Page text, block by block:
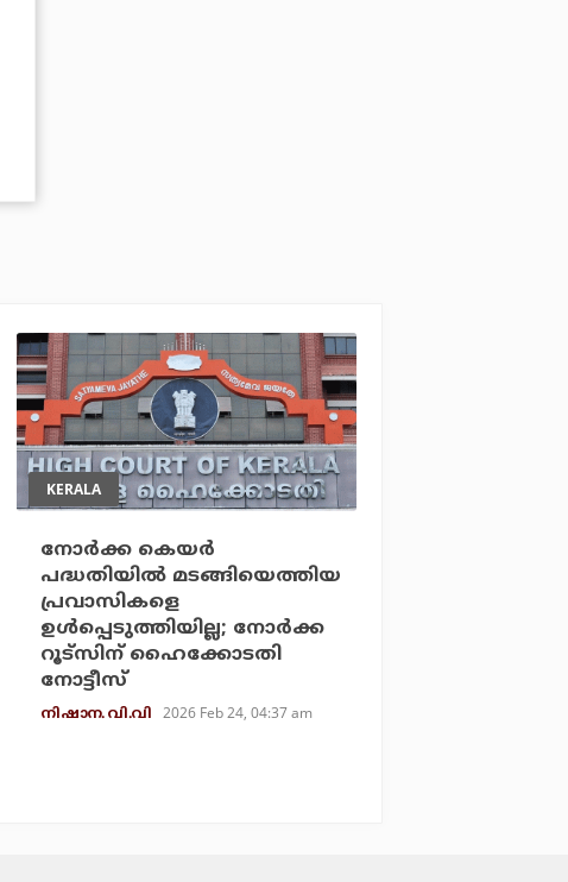
KERALA
നോര്‍ക്ക കെയര്‍
പദ്ധതിയില്‍ മടങ്ങിയെത്തിയ
പ്രവാസികളെ
ഉള്‍പ്പെടുത്തിയില്ല; നോര്‍ക്ക
റൂട്‌സിന് ഹൈക്കോടതി
നോട്ടീസ്
നിഷാന. വി.വി 2026 Feb 24, 04:37 am